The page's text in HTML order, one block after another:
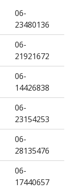
06-
23480136
06-
21921672
06-
14426838
06-
23154253
06-
28135476
06-
17440657